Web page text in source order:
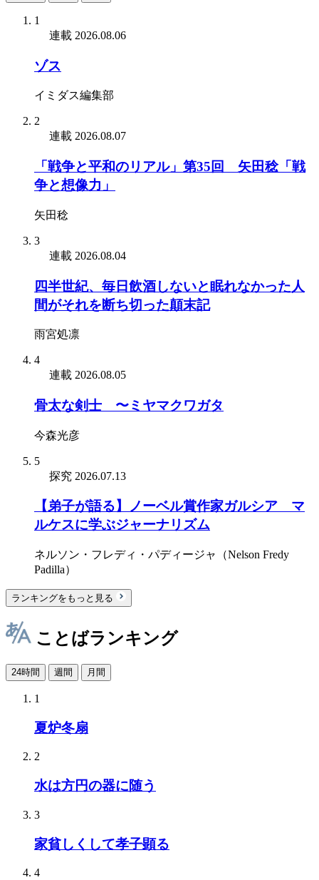
1
連載 2026.08.06
ゾス
イミダス編集部
2
連載 2026.08.07
「戦争と平和のリアル」第35回 矢田稔「戦
争と想像力」
矢田稔
3
連載 2026.08.04
四半世紀、毎日飲酒しないと眠れなかった人
間がそれを断ち切った顛末記
雨宮処凛
4
連載 2026.08.05
骨太な剣士 〜ミヤマクワガタ
今森光彦
5
探究 2026.07.13
【弟子が語る】ノーベル賞作家ガルシア゠マ
ルケスに学ぶジャーナリズム
ネルソン・フレディ・パディージャ（Nelson Fredy
Padilla）
ランキングをもっと見る
ことばランキング
24時間 週間 月間
1
夏炉冬扇
2
水は方円の器に随う
3
家貧しくして孝子顕る
4